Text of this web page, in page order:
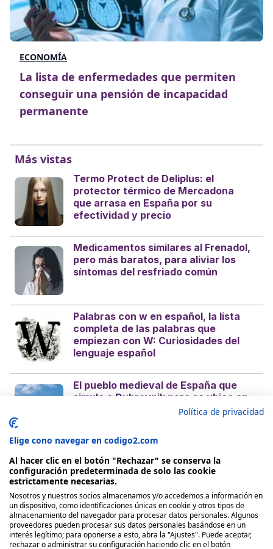
ECONOMÍA
La lista de enfermedades que permiten
conseguir una pensión de incapacidad
permanente
Más vistas
Termo Protect de Deliplus: el
protector térmico de Mercadona
que arrasa en España por su
efectividad y precio
Medicamentos similares al Frenadol,
pero más baratos, para aliviar los
síntomas del resfriado común
Palabras con w en español, la lista
completa de las palabras que
empiezan con W: Curiosidades del
lenguaje español
El pueblo medieval de España que
simula a Dubrovnik pero se ubica en
la costa mediterránea
Nosotros
Quienes Somos
Políticas de publicación
Política de privacidad
Elige cono navegar en codigo2.com
Al hacer clic en el botón "Rechazar" se conserva la
configuración predeterminada de solo las cookie
estrictamente necesarias.
Nosotros y nuestros socios almacenamos y/o accedemos a información en
un dispositivo, como identificaciones únicas en cookie y otros tipos de
almacenamiento del navegador para procesar datos personales. Algunos
proveedores pueden procesar sus datos personales basándose en un
interés legítimo; para oponerse a esto, abra la "Ajustes". Puede aceptar,
rechazar o administrar su configuración haciendo clic en el botón